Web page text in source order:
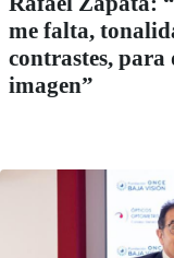
me falta,
contrastes, para
imagen”